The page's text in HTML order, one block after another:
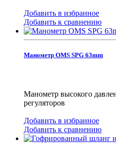
Добавить в избранное
Добавить к сравнению
Манометр OMS SPG 63mm
Манометр высокого
регуляторов
Добавить в избранное
Добавить к сравнению